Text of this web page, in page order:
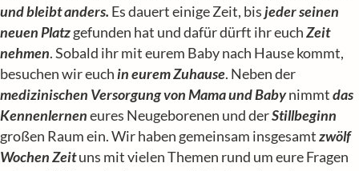
und bleibt anders. Es dauert einige Zeit, bisjeder seinen
neuen Platzgefunden hat und dafür dürft ihr euchZeit
nehmen. Sobald ihr mit eurem Baby nach Hause kommt,
besuchen wir euchin eurem Zuhause. Neben der
medizinischen Versorgung von Mama und Babynimmtdas
Kennenlerneneures Neugeborenen und derStillbeginn
großen Raum ein. Wir haben gemeinsam insgesamtzwölf
Wochen Zeituns mit vielen Themen rund um eure Fragen